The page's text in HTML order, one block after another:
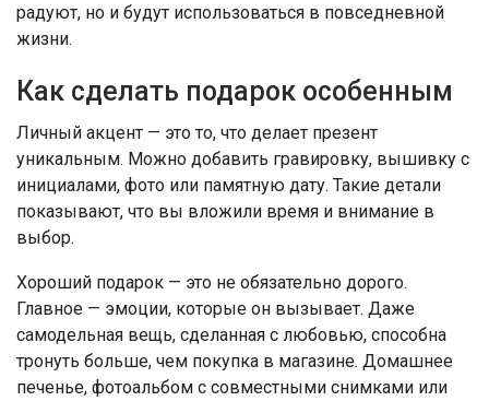
радуют, но и будут использоваться в повседневной
жизни.
Как сделать подарок особенным
Личный акцент — это то, что делает презент
уникальным. Можно добавить гравировку, вышивку с
инициалами, фото или памятную дату. Такие детали
показывают, что вы вложили время и внимание в
выбор.
Хороший подарок — это не обязательно дорого.
Главное — эмоции, которые он вызывает. Даже
самодельная вещь, сделанная с любовью, способна
тронуть больше, чем покупка в магазине. Домашнее
печенье, фотоальбом с совместными снимками или